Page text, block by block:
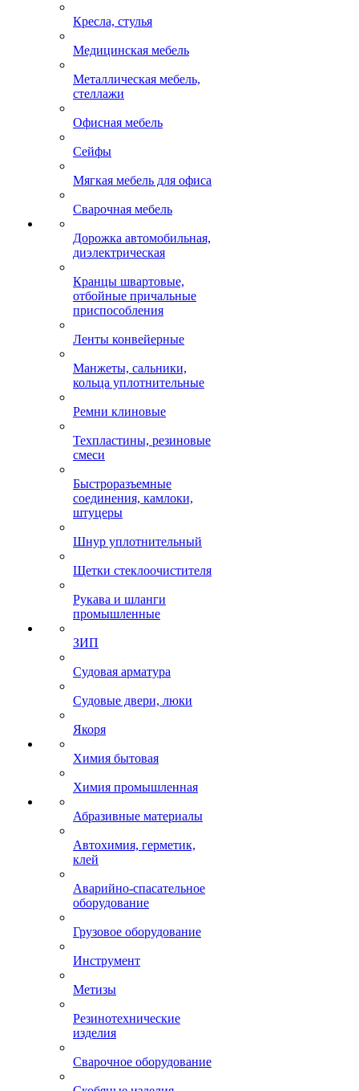
Кресла, стулья
Медицинская мебель
Металлическая мебель,
стеллажи
Офисная мебель
Сейфы
Мягкая мебель для офиса
Сварочная мебель
Дорожка автомобильная,
диэлектрическая
Кранцы швартовые,
отбойные причальные
приспособления
Ленты конвейерные
Манжеты, сальники,
кольца уплотнительные
Ремни клиновые
Техпластины, резиновые
смеси
Быстроразъемные
соединения, камлоки,
штуцеры
Шнур уплотнительный
Щетки стеклоочистителя
Рукава и шланги
промышленные
ЗИП
Судовая арматура
Судовые двери, люки
Якоря
Химия бытовая
Химия промышленная
Абразивные материалы
Автохимия, герметик,
клей
Аварийно-спасательное
оборудование
Грузовое оборудование
Инструмент
Метизы
Резинотехнические
изделия
Сварочное оборудование